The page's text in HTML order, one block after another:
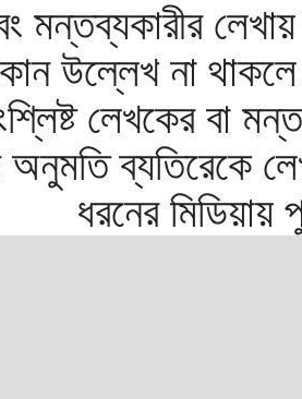
মন্তব্যকারীর
উল্লেখ না
লেখকের বা
অনুমতি ব্যতিরেকে
ধরনের মিডিয়ায়